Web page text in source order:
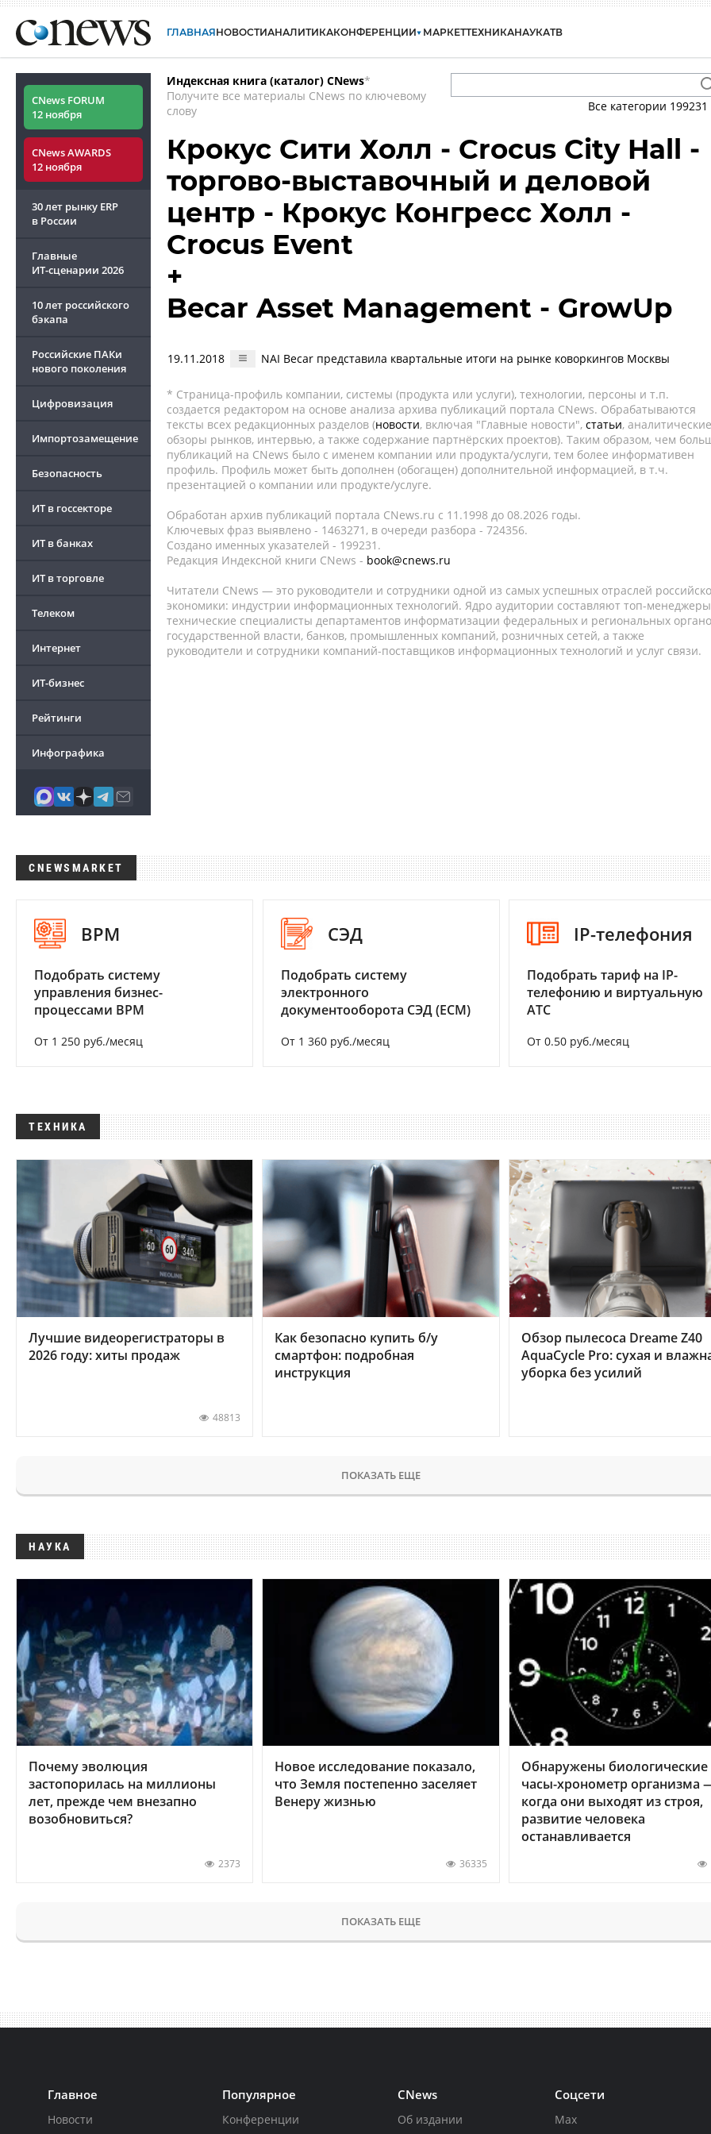
ГЛАВНАЯНОВОСТИАНАЛИТИКАКОНФЕРЕНЦИИ МАРКЕТТЕХНИКАНАУКАТВ
CNews FORUM
12 ноября
CNews AWARDS
12 ноября
30 лет рынку ERP
в России
Главные
ИТ-сценарии 2026
10 лет российского
бэкапа
Российские ПАКи
нового поколения
Цифровизация
Импортозамещение
Безопасность
ИТ в госсекторе
ИТ в банках
ИТ в торговле
Телеком
Интернет
ИТ-бизнес
Рейтинги
Инфографика
Индексная книга (каталог) CNews*
Получите все материалы CNews по ключевому
слову
Все категории 199231
Крокус Сити Холл - Crocus City Hall -
торгово-выставочный и деловой
центр - Крокус Конгресс Холл -
Crocus Event
+
Becar Asset Management - GrowUp
19.11.2018 NAI Becar представила квартальные итоги на рынке коворкингов Москвы
* Страница-профиль компании, системы (продукта или услуги), технологии, персоны и т.п.
создается редактором на основе анализа архива публикаций портала CNews. Обрабатываются
тексты всех редакционных разделов (новости, включая "Главные новости", статьи, аналитические
обзоры рынков, интервью, а также содержание партнёрских проектов). Таким образом, чем
публикаций на CNews было с именем компании или продукта/услуги, тем более информативен
профиль. Профиль может быть дополнен (обогащен) дополнительной информацией, в т.ч.
презентацией о компании или продукте/услуге.
Обработан архив публикаций портала CNews.ru c 11.1998 до 08.2026 годы.
Ключевых фраз выявлено - 1463271, в очереди разбора - 724356.
Создано именных указателей - 199231.
Редакция Индексной книги CNews - book@cnews.ru
Читатели CNews — это руководители и сотрудники одной из самых успешных отраслей
экономики: индустрии информационных технологий. Ядро аудитории составляют топ-
технические специалисты департаментов информатизации федеральных и региональных
государственной власти, банков, промышленных компаний, розничных сетей, а также
руководители и сотрудники компаний-поставщиков информационных технологий и услуг связи.
CNEWSMARKET
BPM
Подобрать систему
управления бизнес-
процессами BPM
От 1 250 руб./месяц
СЭД
Подобрать систему
электронного
документооборота СЭД (ECM)
От 1 360 руб./месяц
IP-телефония
Подобрать тариф на IP-
телефонию и виртуальную
АТС
От 0.50 руб./месяц
ТЕХНИКА
Лучшие видеорегистраторы в
2026 году: хиты продаж
48813
Как безопасно купить б/у
смартфон: подробная
инструкция
Обзор пылесоса Dreame Z40
AquaCycle Pro: сухая и
уборка без усилий
ПОКАЗАТЬ ЕЩЕ
НАУКА
Почему эволюция
застопорилась на миллионы
лет, прежде чем внезапно
возобновиться?
2373
Новое исследование показало,
что Земля постепенно заселяет
Венеру жизнью
36335
Обнаружены биологические
часы-хронометр организма
когда они выходят из строя,
развитие человека
останавливается
ПОКАЗАТЬ ЕЩЕ
Главное
Новости
Популярное
Конференции
CNews
Об издании
Соцсети
Max